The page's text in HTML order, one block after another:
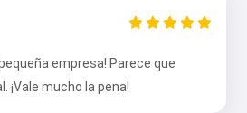
empresa! Parece que
¡Vale mucho la pena!